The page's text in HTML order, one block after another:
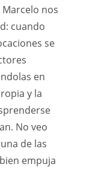
nos
cuando
se
en
y la
No veo
de las
empuja